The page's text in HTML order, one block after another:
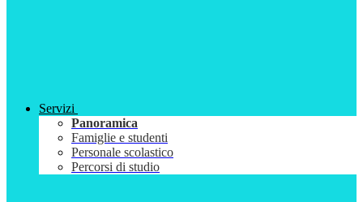
Servizi
Panoramica
Famiglie e studenti
Personale scolastico
Percorsi di studio